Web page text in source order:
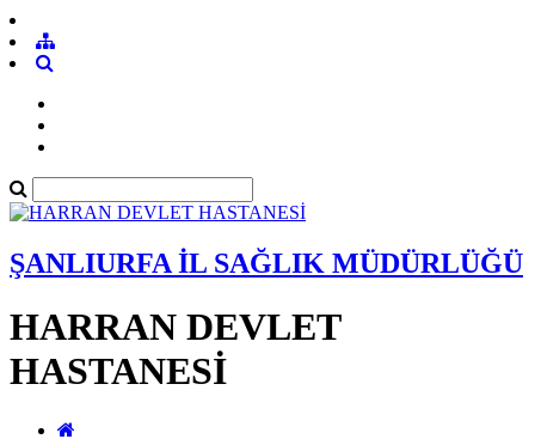
ŞANLIURFA İL SAĞLIK MÜDÜRLÜĞÜ
HARRAN DEVLET
HASTANESİ